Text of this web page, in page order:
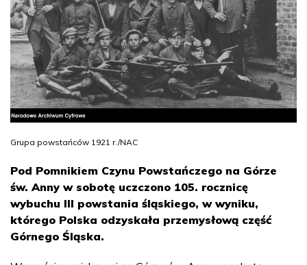
Grupa powstańców 1921 r./NAC
Pod Pomnikiem Czynu Powstańczego na Górze
św. Anny w sobotę uczczono 105. rocznicę
wybuchu III powstania śląskiego, w wyniku,
którego Polska odzyskała przemysłową część
Górnego Śląska.